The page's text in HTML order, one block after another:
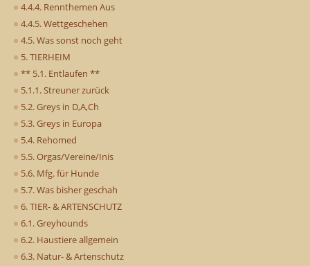
4.4.4. Rennthemen Aus
4.4.5. Wettgeschehen
4.5. Was sonst noch geht
5. TIERHEIM
** 5.1. Entlaufen **
5.1.1. Streuner zurück
5.2. Greys in D,A,Ch
5.3. Greys in Europa
5.4. Rehomed
5.5. Orgas/Vereine/Inis
5.6. Mfg. für Hunde
5.7. Was bisher geschah
6. TIER- & ARTENSCHUTZ
6.1. Greyhounds
6.2. Haustiere allgemein
6.3. Natur- & Artenschutz